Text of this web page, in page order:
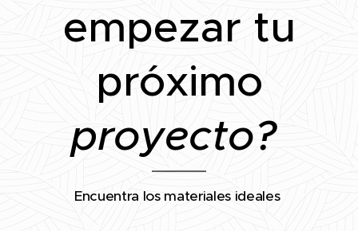
empezar tu
próximo
proyecto?
Encuentra los materiales ideales